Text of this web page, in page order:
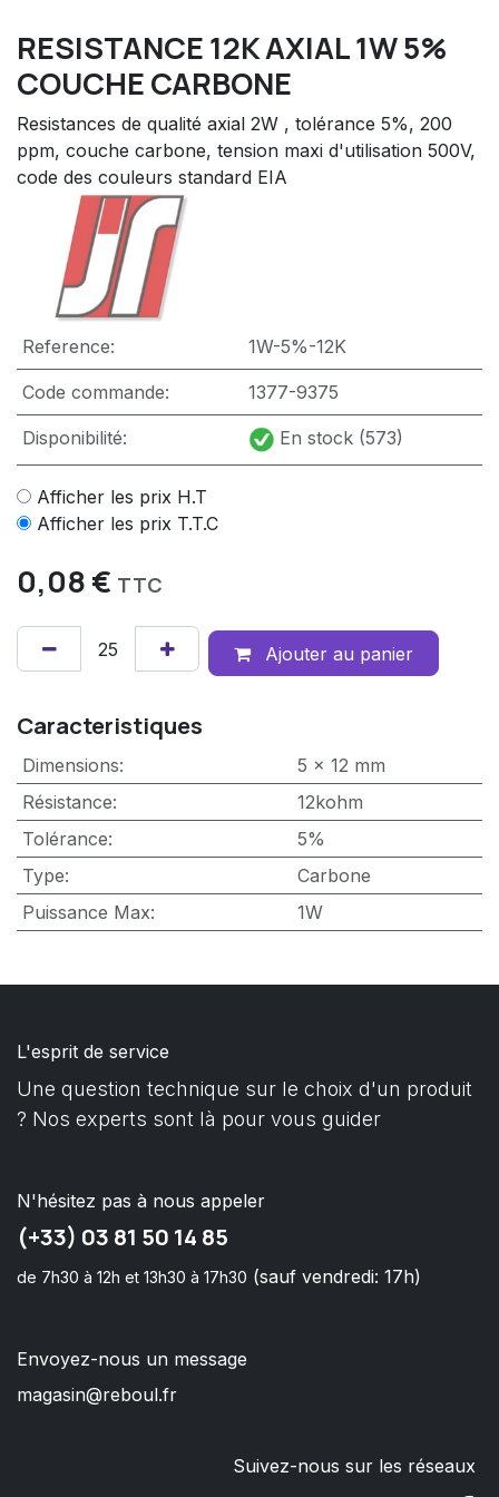
RESISTANCE 12K AXIAL 1W 5%
COUCHE CARBONE
Resistances de qualité axial 2W , tolérance 5%, 200
ppm, couche carbone, tension maxi d'utilisation 500V,
code des couleurs standard EIA
Reference: 1W-5%-12K
Code commande: 1377-9375
Disponibilité: En stock (573)
Afficher les prix H.T
Afficher les prix T.T.C
0,08€ TTC
Ajouter au panier
Caracteristiques
Dimensions:
5 x 12 mm
Résistance:
12kohm
Tolérance:
5%
Type:
Carbone
Puissance Max: 1W
L'esprit de service
Une question technique sur le choix d'un produit
? Nos experts sont là pour vous guider
N'hésitez pas à nous appeler
(+33) 03 81 50 14 85
de 7h30 à 12h et 13h30 à 17h30 (sauf vendredi: 17h)
Envoyez-nous un message
magasin@reboul.fr
Suivez-nous sur les réseaux